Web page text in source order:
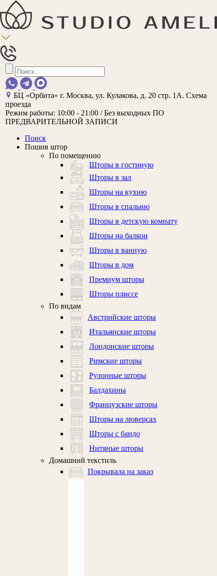
БЦ «Орбита»г. Москва, ул. Кулакова, д. 20 стр. 1А. Схема
проезда
Режим работы: 10:00 - 21:00 / Без выходных ПО
ПРЕДВАРИТЕЛЬНОЙ ЗАПИСИ
Поиск
Пошив штор
По помещению
Шторы в гостиную
Шторы в зал
Шторы на кухню
Шторы в спальню
Шторы в детскую комнату
Шторы на балкон
Шторы в ванную
Шторы в дом
Премиум шторы
Шторы плиссе
По видам
Австрийские шторы
Итальянские шторы
Лондонские шторы
Римские шторы
Рулонные шторы
Балдахины
Французские шторы
Шторы на люверсах
Шторы с бандо
Нитяные шторы
Домашний текстиль
Покрывала на заказ